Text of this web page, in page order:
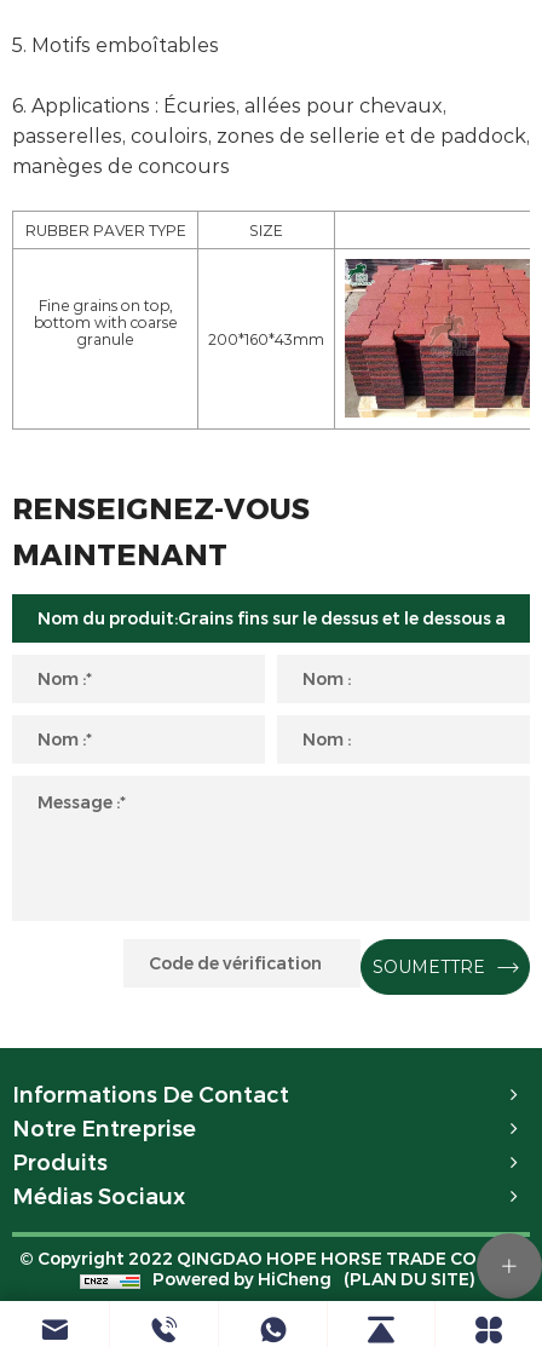
5. Motifs emboîtables
6. Applications : Écuries, allées pour chevaux,
passerelles, couloirs, zones de sellerie et de paddock,
manèges de concours
RUBBER PAVER TYPE SIZE
Fine grains on top,
bottom with coarse
granule
200*160*43mm
RENSEIGNEZ-VOUS
MAINTENANT
SOUMETTRE
Informations De Contact
Notre Entreprise
Produits
Médias Sociaux
© Copyright 2022 QINGDAO HOPE HORSE TRADE CO.,LTD.
Powered by HiCheng (PLAN DU SITE)